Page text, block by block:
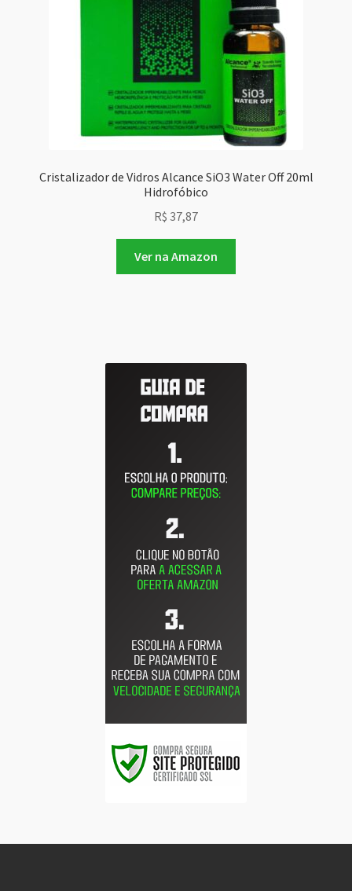
Cristalizador de Vidros Alcance SiO3 Water Off 20ml
Hidrofóbico
R$ 37,87
Ver na Amazon